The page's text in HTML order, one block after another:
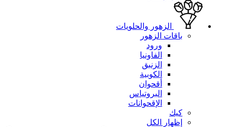
الزهور والحلويات
باقات الزهور
ورود
الفاونيا
الزنبق
الكوبية
أقحوان
البروتياس
الإقحوانات
كيك
إظهار الكل